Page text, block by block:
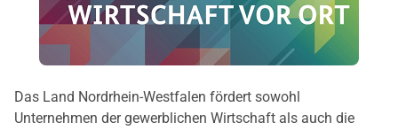
Das Land Nordrhein-Westfalen fördert sowohl
Unternehmen der gewerblichen Wirtschaft als auch die